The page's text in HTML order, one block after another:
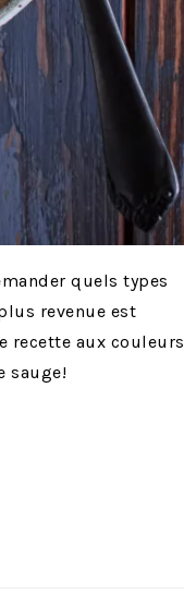
quels types
revenue est
recette aux couleurs
sauge!